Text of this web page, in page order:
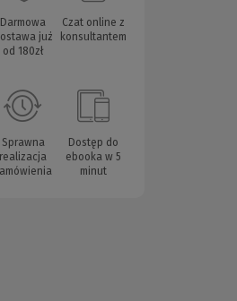
Darmowa
już
od 180zł
Czat online z
konsultantem
Sprawna
realizacja
Dostęp do
ebooka w 5
minut